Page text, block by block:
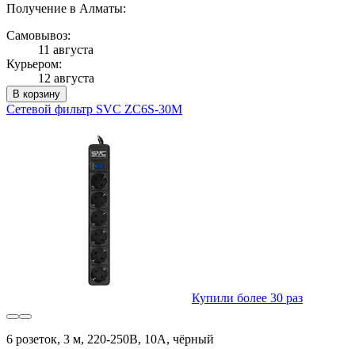
Получение в Алматы:
Самовывоз:
11 августа
Курьером:
12 августа
В корзину
Сетевой фильтр SVC ZC6S-30M
Купили более 30 раз
6 розеток, 3 м, 220-250В, 10A, чёрный